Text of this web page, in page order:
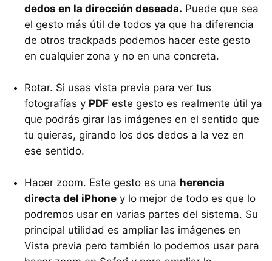
dedos en la dirección deseada. Puede que sea
el gesto más útil de todos ya que ha diferencia
de otros trackpads podemos hacer este gesto
en cualquier zona y no en una concreta.
Rotar. Si usas vista previa para ver tus
fotografías y PDF este gesto es realmente útil ya
que podrás girar las imágenes en el sentido que
tu quieras, girando los dos dedos a la vez en
ese sentido.
Hacer zoom. Este gesto es una herencia
directa del iPhone y lo mejor de todo es que lo
podremos usar en varias partes del sistema. Su
principal utilidad es ampliar las imágenes en
Vista previa pero también lo podemos usar para